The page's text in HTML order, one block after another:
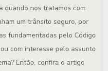
quando nos tratamos com
um trânsito seguro, por
fundamentadas pelo Código
com interesse pelo assunto
Então, confira o artigo